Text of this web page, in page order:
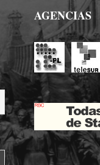
AGENCIAS